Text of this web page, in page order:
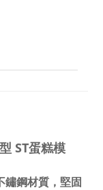
ST蛋糕模
鏽鋼材質，堅固